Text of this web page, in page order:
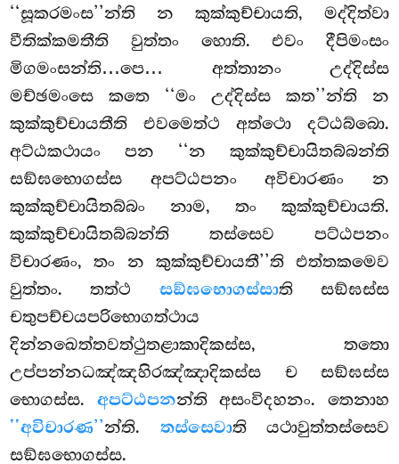
‘‘සූකරමංස’’න්ති න කුක්කුච්චායති, මද්දිත්වා
වීතික්කමතීති වුත්තං හොති. එවං දීපිමංසං
මිගමංසන්ති…පෙ… අත්තානං උද්දිස්ස
මච්ඡමංසෙ කතෙ ‘‘මං උද්දිස්ස කත’’න්ති න
කුක්කුච්චායතීති එවමෙත්ථ අත්ථො දට්ඨබ්බො.
අට්ඨකථායං පන ‘‘න කුක්කුච්චායිතබ්බන්ති
සඞ්ඝභොගස්ස අපට්ඨපනං අවිචාරණං න
කුක්කුච්චායිතබ්බං නාම, තං කුක්කුච්චායති.
කුක්කුච්චායිතබ්බන්ති තස්සෙව පට්ඨපනං
විචාරණං, තං න කුක්කුච්චායතී’’ති එත්තකමෙව
වුත්තං. තත්ථ සඞ්ඝභොගස්සාති සඞ්ඝස්ස
චතුපච්චයපරිභොගත්ථාය
දින්නඛෙත්තවත්ථුතළාකාදිකස්ස, තතො
උප්පන්නධඤ්ඤහිරඤ්ඤාදිකස්ස ච සඞ්ඝස්ස
භොගස්ස. අපට්ඨපනන්ති අසංවිදහනං. තෙනාහ
‘‘අවිචාරණ’’න්ති. තස්සෙවාති යථාවුත්තස්සෙව
සඞ්ඝභොගස්ස.